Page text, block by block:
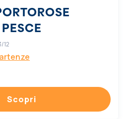
12
Scopri